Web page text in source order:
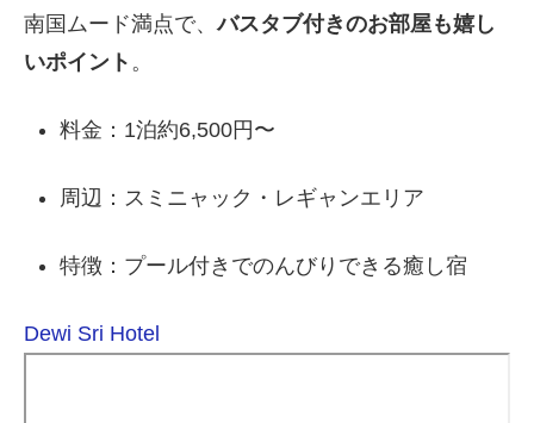
南国ムード満点で、バスタブ付きのお部屋も嬉し
いポイント 。
料金：1泊約6,500円〜
周辺：スミニャック・レギャンエリア
特徴：プール付きでのんびりできる癒し宿
Dewi Sri Hotel